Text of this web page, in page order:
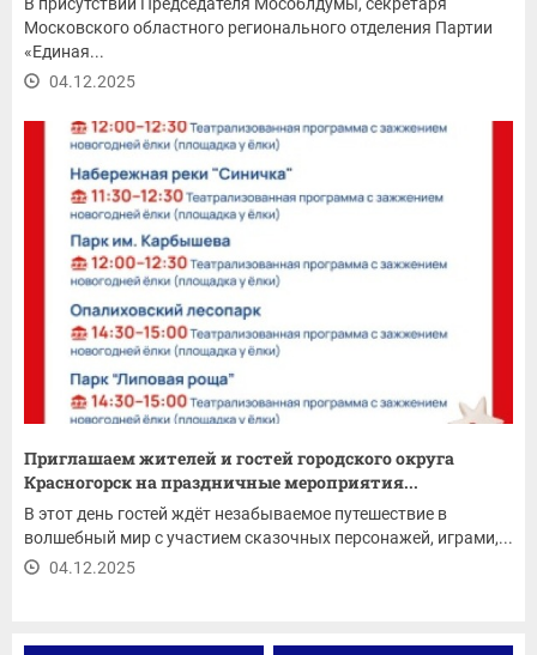
Московского областного регионального отделения Партии
«Единая...
04.12.2025
Приглашаем жителей и гостей городского округа
Красногорск на праздничные мероприятия...
В этот день гостей ждёт незабываемое путешествие в
волшебный мир с участием сказочных персонажей, играми,...
04.12.2025